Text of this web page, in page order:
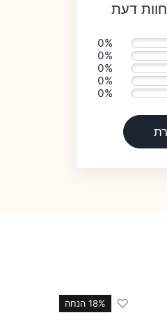
0%
0%
0%
0%
0%
18% הנחה ♡